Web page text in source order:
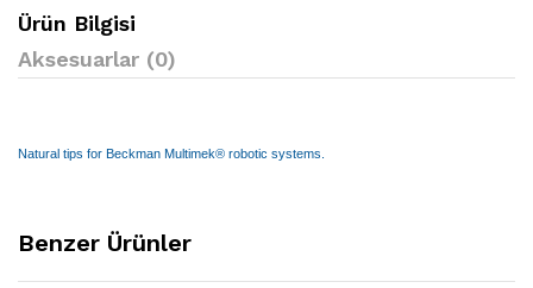
Ürün Bilgisi
Aksesuarlar (0)
Natural tips for Beckman Multimek® robotic systems.
Benzer Ürünler